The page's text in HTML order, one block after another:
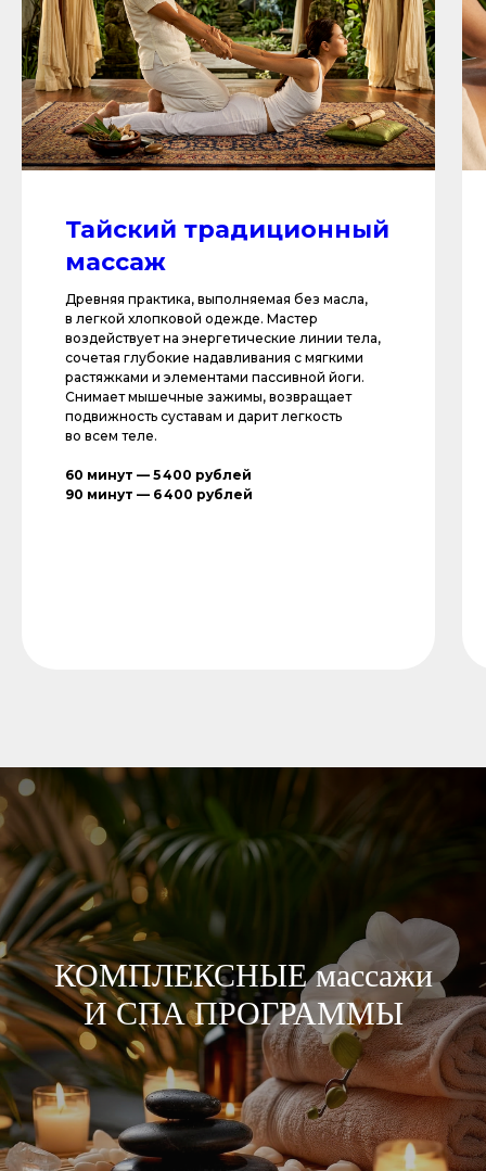
Тайский традиционный
массаж
Древняя практика, выполняемая без масла,
в легкой хлопковой одежде. Мастер
воздействует на энергетические линии тела,
сочетая глубокие надавливания с мягкими
растяжками и элементами пассивной йоги.
Снимает мышечные зажимы, возвращает
подвижность суставам и дарит легкость
во всем теле.
60 минут — 5 400 рублей
90 минут — 6 400 рублей
КОМПЛЕКСНЫЕ массажи
И СПА ПРОГРАММЫ